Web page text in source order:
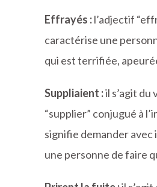
Effrayés :l’adjectif
caractérise une
qui est terrifiée,
Suppliaient :il s’agit du
“supplier” conjugué à
signifie demander avec
une personne de faire